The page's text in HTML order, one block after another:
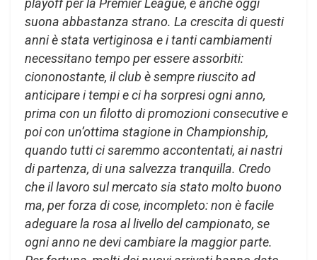
playoff per la Premier League, e anche oggi
suona abbastanza strano. La crescita di questi
anni è stata vertiginosa e i tanti cambiamenti
necessitano tempo per essere assorbiti:
ciononostante, il club è sempre riuscito ad
anticipare i tempi e ci ha sorpresi ogni anno,
prima con un filotto di promozioni consecutive e
poi con un’ottima stagione in Championship,
quando tutti ci saremmo accontentati, ai nastri
di partenza, di una salvezza tranquilla. Credo
che il lavoro sul mercato sia stato molto buono
ma, per forza di cose, incompleto: non è facile
adeguare la rosa al livello del campionato, se
ogni anno ne devi cambiare la maggior parte.